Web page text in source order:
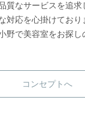
質なサービスを追求
対応を心掛けてお
野で美容室をお探
コンセプトへ